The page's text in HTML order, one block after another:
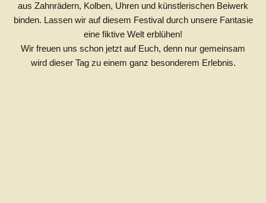
aus Zahnrädern, Kolben, Uhren und künstlerischen Beiwerk
binden. Lassen wir auf diesem Festival durch unsere Fantasie
eine fiktive Welt erblühen!
Wir freuen uns schon jetzt auf Euch, denn nur gemeinsam
wird dieser Tag zu einem ganz besonderem Erlebnis.